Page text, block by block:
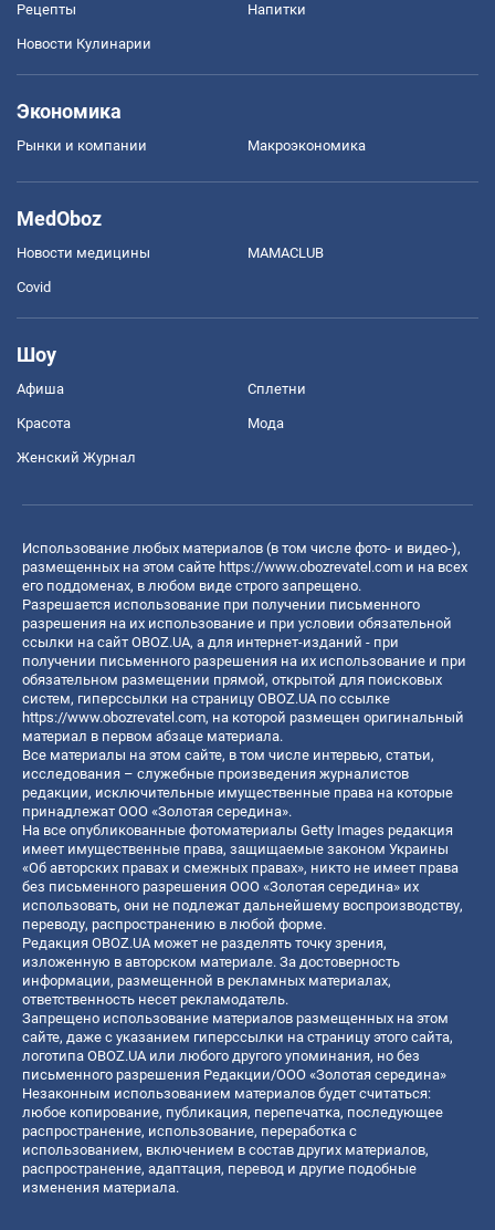
Рецепты Напитки
Новости Кулинарии
Экономика
Рынки и компании Mакроэкономика
MedOboz
Новости медицины MAMACLUB
Covid
Шоу
Афиша Сплетни
Красота Мода
Женский Журнал
Использование любых материалов (в том числе фото- и видео-),
размещенных на этом сайте https://www.obozrevatel.com и на всех
его поддоменах, в любом виде строго запрещено.
Разрешается использование при получении письменного
разрешения на их использование и при условии обязательной
ссылки на сайт OBOZ.UA, а для интернет-изданий - при
получении письменного разрешения на их использование и при
обязательном размещении прямой, открытой для поисковых
систем, гиперссылки на страницу OBOZ.UA по ссылке
https://www.obozrevatel.com, на которой размещен оригинальный
материал в первом абзаце материала.
Все материалы на этом сайте, в том числе интервью, статьи,
исследования – служебные произведения журналистов
редакции, исключительные имущественные права на которые
принадлежат ООО «Золотая середина».
На все опубликованные фотоматериалы Getty Images редакция
имеет имущественные права, защищаемые законом Украины
«Об авторских правах и смежных правах», никто не имеет права
без письменного разрешения ООО «Золотая середина» их
использовать, они не подлежат дальнейшему воспроизводству,
переводу, распространению в любой форме.
Редакция OBOZ.UA может не разделять точку зрения,
изложенную в авторском материале. За достоверность
информации, размещенной в рекламных материалах,
ответственность несет рекламодатель.
Запрещено использование материалов размещенных на этом
сайте, даже с указанием гиперссылки на страницу этого сайта,
логотипа OBOZ.UA или любого другого упоминания, но без
письменного разрешения Редакции/ООО «Золотая середина»
Незаконным использованием материалов будет считаться:
любое копирование, публикация, перепечатка, последующее
распространение, использование, переработка с
использованием, включением в состав других материалов,
распространение, адаптация, перевод и другие подобные
изменения материала.